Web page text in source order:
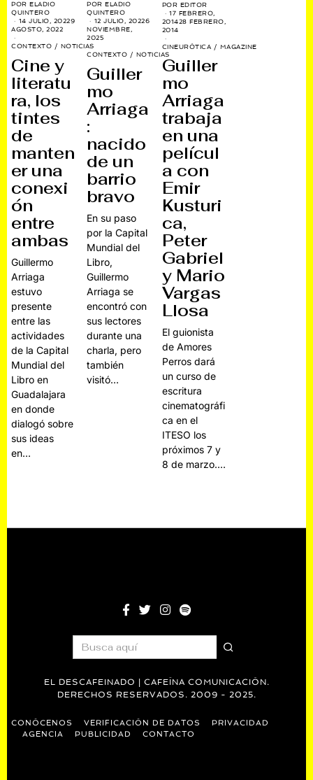
PORELADIO
QUINTERO
14 JULIO, 20229
AGOSTO, 2022
CONTEXTO / NOTICIAS
Cine y
literatu
ra, los
tintes
de
manten
er una
conexi
ón
entre
ambas
Guillermo
Arriaga
estuvo
presente
entre las
actividades
de la Capital
Mundial del
Libro en
Guadalajara
en donde
dialogó sobre
sus ideas
en…
PORELADIO
QUINTERO
12 JULIO, 20226
NOVIEMBRE,
2025
CONTEXTO / NOTICIAS
Guiller
mo
Arriaga
:
nacido
de un
barrio
bravo
En su paso
por la Capital
Mundial del
Libro,
Guillermo
Arriaga se
encontró con
sus lectores
durante una
charla, pero
también
visitó…
POR EDITOR
17 FEBRERO,
201428 FEBRERO,
2014
CINEURÓTICA / MAGAZINE
Guiller
mo
Arriaga
trabaja
en una
películ
a con
Emir
Kusturi
ca,
Peter
Gabriel
y Mario
Vargas
Llosa
El guionista
de Amores
Perros dará
un curso de
escritura
cinematográfi
ca en el
ITESO los
próximos 7 y
8 de marzo.…
EL DESCAFEINADO | CAFEÍNA COMUNICACIÓN.
DERECHOS RESERVADOS. 2009 - 2025.
CONÓCENOS VERIFICACIÓN DE DATOS
PRIVACIDAD
AGENCIA
PUBLICIDAD CONTACTO